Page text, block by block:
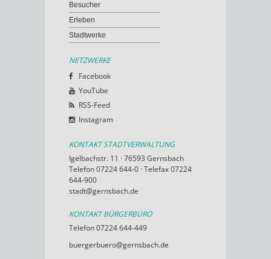
Besucher
Erleben
Stadtwerke
NETZWERKE
Facebook
YouTube
RSS-Feed
Instagram
KONTAKT STADTVERWALTUNG
Igelbachstr. 11 · 76593 Gernsbach
Telefon 07224 644-0 · Telefax 07224
644-900
stadt@gernsbach.de
KONTAKT BÜRGERBÜRO
Telefon 07224 644-449
buergerbuero@gernsbach.de